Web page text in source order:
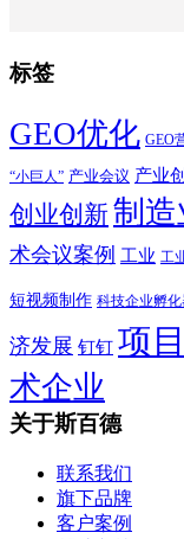
标签
GEO优化 GEO
“小巨人” 产业会议 产业
创业创新制造
术会议案例 工业 工
短视频制作 科技企业孵
济发展 钉钉 项
术企业
关于斯百德
联系我们
旗下品牌
客户案例